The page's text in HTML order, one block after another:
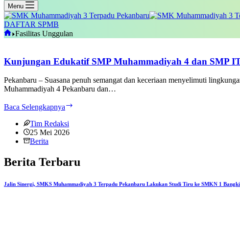
Menu
DAFTAR SPMB
Home
Fasilitas Unggulan
Kunjungan Edukatif SMP Muhammadiyah 4 dan SMP
Pekanbaru – Suasana penuh semangat dan keceriaan menyelimuti
Muhammadiyah 4 Pekanbaru dan…
Baca Selengkapnya
IT
Siswa
Tim Redaksi
25 Mei 2026
Berita
Berita Terbaru
Jalin Sinergi, SMKS Muhammadiyah 3 Terpadu Pekanbaru Lakukan Studi Tiru ke SMKN 1